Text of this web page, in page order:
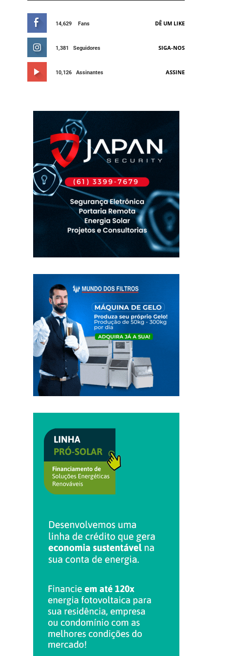
14,629 Fans DÊ UM LIKE
1,381 Seguidores SIGA-NOS
10,126 Assinantes ASSINE